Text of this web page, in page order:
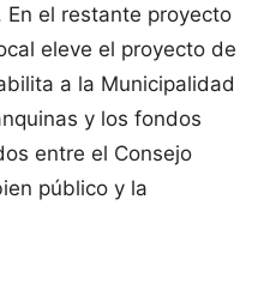
el restante proyecto
eleve el proyecto de
a la Municipalidad
y los fondos
entre el Consejo
público y la